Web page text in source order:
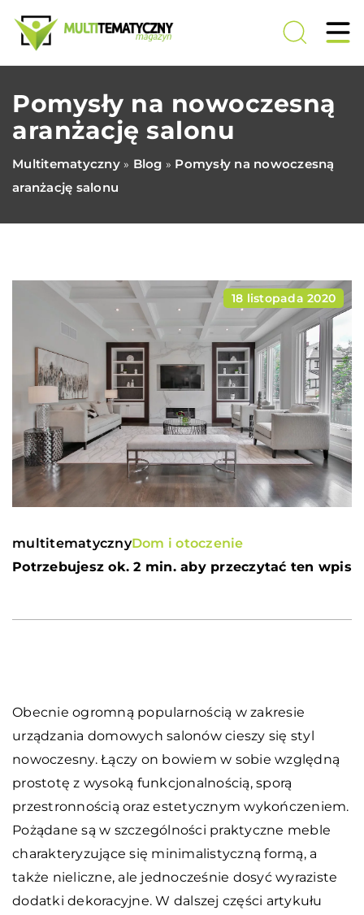
Pomysły na nowoczesną
aranżację salonu
Multitematyczny» Blog » Pomysły na nowoczesną
aranżację salonu
18 listopada 2020
multitematycznyDom i otoczenie
Potrzebujesz ok. 2 min. aby przeczytać ten wpis
Obecnie ogromną popularnością w zakresie
urządzania domowych salonów cieszy się styl
nowoczesny. Łączy on bowiem w sobie względną
prostotę z wysoką funkcjonalnością, sporą
przestronnością oraz estetycznym wykończeniem.
Pożądane są w szczególności praktyczne meble
charakteryzujące się minimalistyczną formą, a
także nieliczne, ale jednocześnie dosyć wyraziste
dodatki dekoracyjne. W dalszej części artykułu